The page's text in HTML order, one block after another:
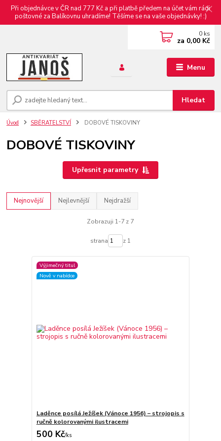
Při objednávce v ČR nad 777 Kč a při platbě předem na účet vám rádi
poštovné za Balíkovnu uhradíme! Těšíme se na vaše objednávky! :)
Menu
Hledat
0 ks
za 0,00 Kč
Úvod SBĚRATELSTVÍ DOBOVÉ TISKOVINY
DOBOVÉ TISKOVINY
Upřesnit parametry
Nejnovější Nejlevnější Nejdražší
Zobrazuji 1-7 z 7
strana z 1
Výjimečný titul
Nově v nabídce
Laděnce posílá Ježíšek (Vánoce 1956) – strojopis s
ručně kolorovanými ilustracemi
500 Kč/ks